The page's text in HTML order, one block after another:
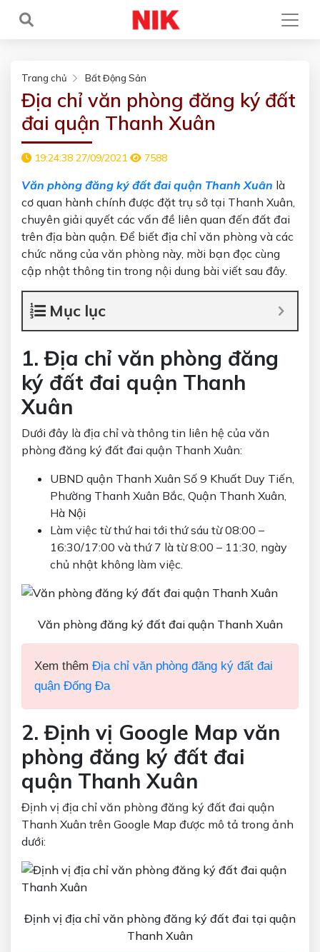
Trang chủ Bất Động Sản
Địa chỉ văn phòng đăng ký đất
đai quận Thanh Xuân
19:24:38 27/09/2021 7588
Văn phòng đăng ký đất đai quận Thanh Xuân là
cơ quan hành chính được đặt trụ sở tại Thanh Xuân,
chuyên giải quyết các vấn đề liên quan đến đất đai
trên địa bàn quận. Để biết địa chỉ văn phòng và các
chức năng của văn phòng này, mời bạn đọc cùng
cập nhật thông tin trong nội dung bài viết sau đây.
Mục lục
1. Địa chỉ văn phòng đăng
ký đất đai quận Thanh
Xuân
Dưới đây là địa chỉ và thông tin liên hệ của văn
phòng đăng ký đất đai quận Thanh Xuân:
UBND quận Thanh Xuân Số 9 Khuất Duy Tiến,
Phường Thanh Xuân Bắc, Quận Thanh Xuân,
Hà Nội
Làm việc từ thứ hai tới thứ sáu từ 08:00 –
16:30/17:00 và thứ 7 là từ 8:00 – 11:30, ngày
chủ nhật không làm việc.
Văn phòng đăng ký đất đai quận Thanh Xuân
Xem thêm Địa chỉ văn phòng đăng ký đất đai
quận Đống Đa
2. Định vị Google Map văn
phòng đăng ký đất đai
quận Thanh Xuân
Định vị địa chỉ văn phòng đăng ký đất đai quận
Thanh Xuân trên Google Map được mô tả trong ảnh
dưới:
Định vị địa chỉ văn phòng đăng ký đất đai tại quận
Thanh Xuân